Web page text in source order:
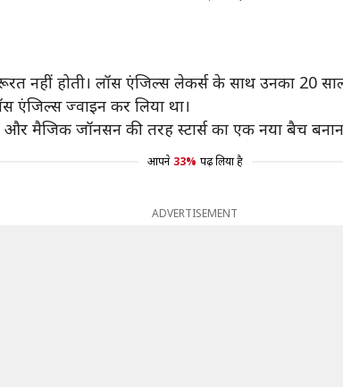
नहीं होती। लॉस एंजिल्स लेकर्स के साथ उनका 20
एंजिल्स ज्वाइन कर लिया था।
मैजिक जॉनसन की तरह स्टार्स का एक नया बैच
आपने 33% पढ़ लिया है
ADVERTISEMENT